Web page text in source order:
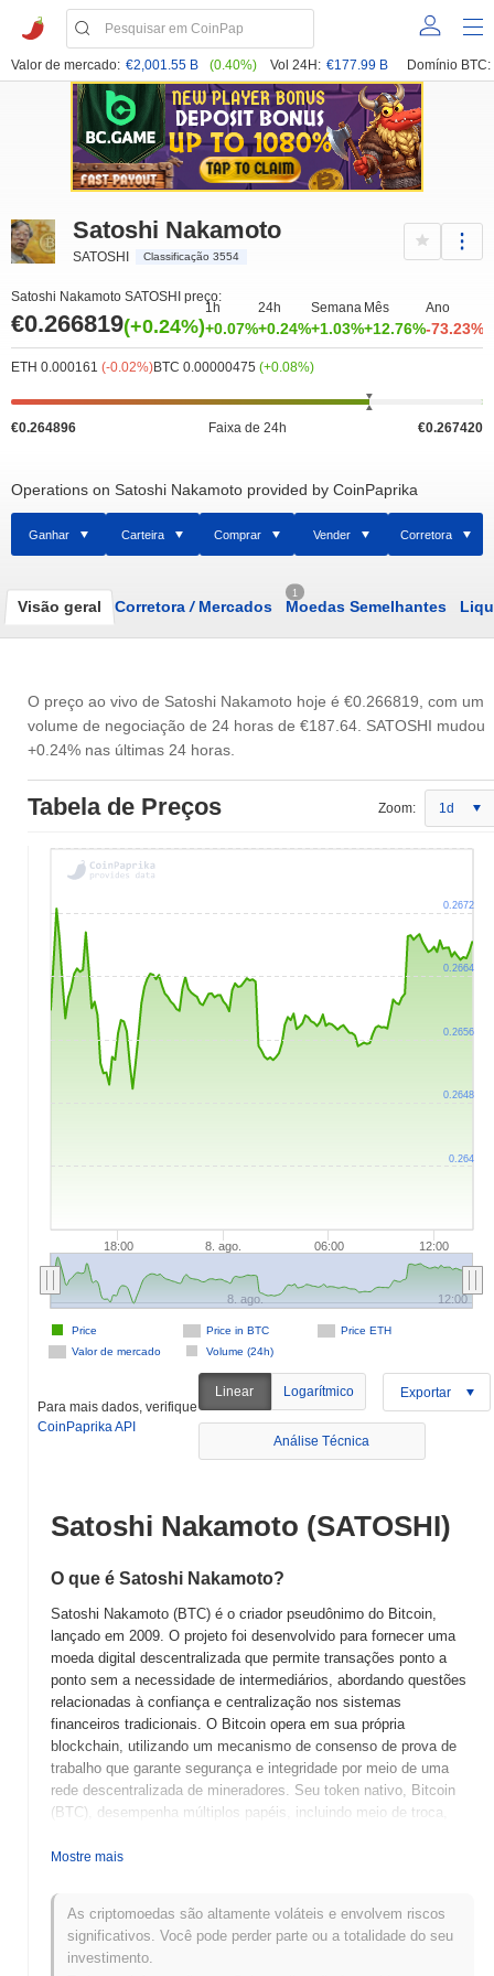
Valor de mercado: €2,001.55 B (0.40%) Vol 24H: €177.99 B Domínio BTC:
Satoshi Nakamoto
SATOSHI Classificação 3554
Satoshi Nakamoto SATOSHI preço:
€0.266819(+0.24%)
1h
+0.07%
24h
+0.24%
Semana
+1.03%
Mês
+12.76%
Ano
-73.23%
ETH 0.000161 (-0.02%)BTC 0.00000475 (+0.08%)
€0.264896 Faixa de 24h €0.267420
Operations on Satoshi Nakamoto provided by CoinPaprika
Ganhar Carteira Comprar Vender Corretora
Visão geral Corretora /Mercados
1
Moedas Semelhantes
O preço ao vivo de Satoshi Nakamoto hoje é €0.266819 , com um
volume de negociação de 24 horas de €187.64 . SATOSHI mudou
+0.24% nas últimas 24 horas.
Tabela de Preços Zoom: 1d
18:00 8. ago. 06:00 12:00
Price in BTC
Price ETH
Valor de mercado
Volume (24h)
Price
8. ago. 12:00
0.264
0.2648
0.2656
0.2664
0.2672
Para mais dados, verifique
CoinPaprika API
Linear Logarítmico Exportar
Análise Técnica
Satoshi Nakamoto (SATOSHI)
O que é Satoshi Nakamoto?
Satoshi Nakamoto (BTC) é o criador pseudônimo do Bitcoin,
lançado em 2009. O projeto foi desenvolvido para fornecer uma
moeda digital descentralizada que permite transações ponto a
ponto sem a necessidade de intermediários, abordando questões
relacionadas à confiança e centralização nos sistemas
financeiros tradicionais. O Bitcoin opera em sua própria
blockchain, utilizando um mecanismo de consenso de prova de
trabalho que garante segurança e integridade por meio de uma
rede descentralizada de mineradores. Seu token nativo, Bitcoin
(BTC), desempenha múltiplos papéis, incluindo meio de troca,
significativo por introduzir o conceito de tecnologia blockchain e
inovações no setor financeiro e além. O anonimato de Satoshi
Nakamoto adiciona uma camada intrigante à narrativa do Bitcoin,
já que a verdadeira identidade permanece desconhecida, gerando
discussões e especulações contínuas dentro da comunidade
Mostre mais
As criptomoedas são altamente voláteis e envolvem riscos
significativos. Você pode perder parte ou a totalidade do seu
investimento.